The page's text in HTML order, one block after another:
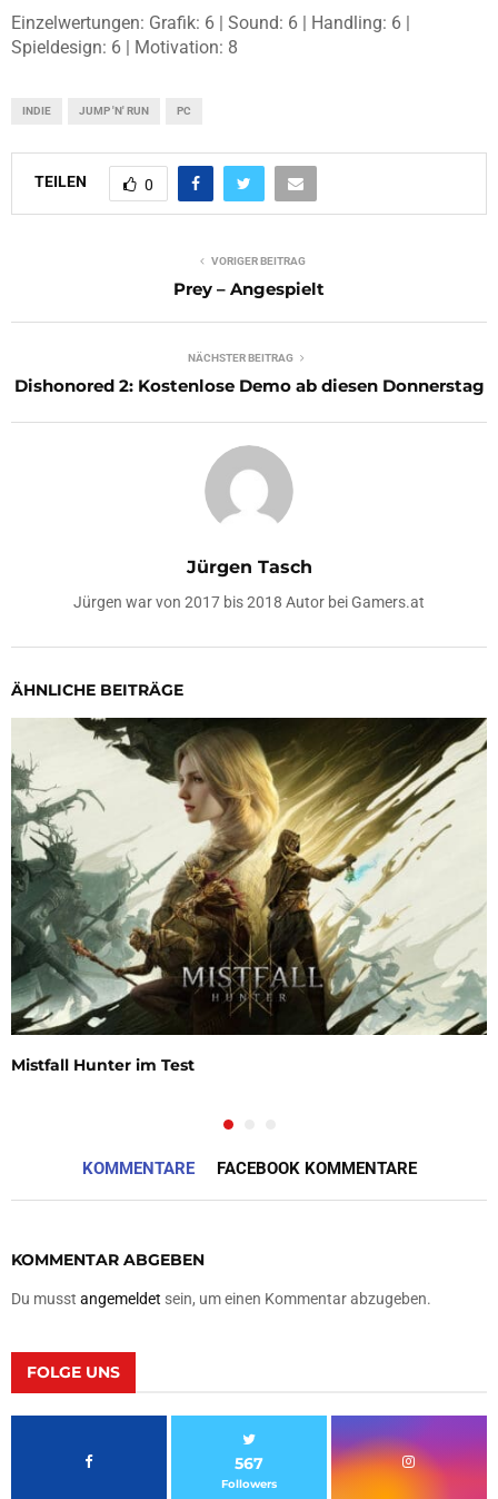
Einzelwertungen: Grafik: 6 | Sound: 6 | Handling: 6 |
Spieldesign: 6 | Motivation: 8
INDIE JUMP 'N' RUN PC
TEILEN 0
VORIGER BEITRAG
Prey – Angespielt
NÄCHSTER BEITRAG
Dishonored 2: Kostenlose Demo ab diesen Donnerstag
Jürgen Tasch
Jürgen war von 2017 bis 2018 Autor bei Gamers.at
ÄHNLICHE BEITRÄGE
Mistfall Hunter im Test
KOMMENTARE FACEBOOK KOMMENTARE
KOMMENTAR ABGEBEN
Du musst angemeldet sein, um einen Kommentar abzugeben.
FOLGE UNS
567
Followers